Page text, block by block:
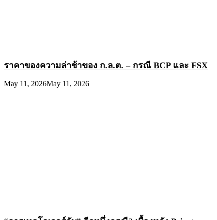
ราคาของความล่าช้าของ ก.ล.ต. – กรณี BCP และ FSX
May 11, 2026May 11, 2026